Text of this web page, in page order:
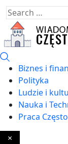
Biznes i
Polityka
Ludzie i
Nauka i
Praca
×